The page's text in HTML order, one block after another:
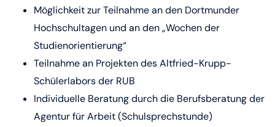
Möglichkeit zur Teilnahme an den Dortmunder
Hochschultagen und an den „Wochen der
Studienorientierung“
Teilnahme an Projekten des Altfried-Krupp-
Schülerlabors der RUB
Individuelle Beratung durch die Berufsberatung der
Agentur für Arbeit (Schulsprechstunde)